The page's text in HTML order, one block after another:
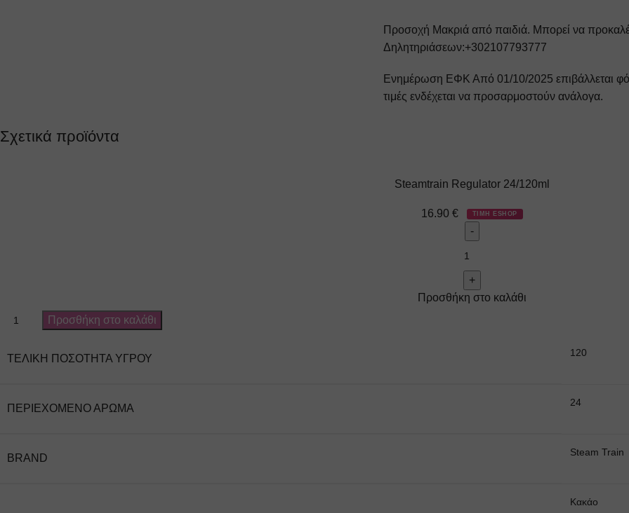
Προσοχή Μακριά από παιδιά. Μπορεί να
Δηλητηριάσεων:+302107793777
Ενημέρωση ΕΦΚ Από 01/10/2025 επιβάλλεται
τιμές ενδέχεται να προσαρμοστούν ανάλογα.
Σχετικά προϊόντα
Steamtrain Regulator 24/120ml
16.90 € ΤΙΜΗ ESHOP
Προσθήκη στο καλάθι
Προσθήκη στο καλάθι
ΤΕΛΙΚΉ ΠΟΣΌΤΗΤΑ ΥΓΡΟΎ 120
ΠΕΡΙΈΧΟΜΕΝΟ ΆΡΩΜΑ 24
BRAND Steam Train
Κακάο